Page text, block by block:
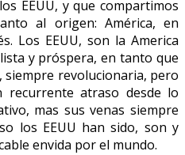
EEUU, y que compartimos
al origen: América, en
Los EEUU, son la America
y próspera, en tanto que
siempre revolucionaria, pero
recurrente atraso desde lo
mas sus venas siempre
los EEUU han sido, son y
envida por el mundo.